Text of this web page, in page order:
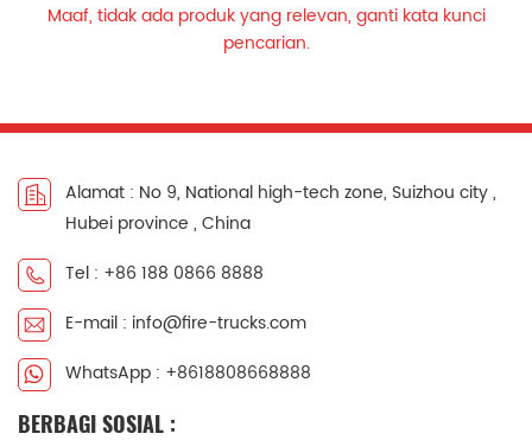
한국의 Türkçe
Tiếng Việt Indonesia
中文 қазақ
Maaf, tidak ada produk yang relevan, ganti kata kunci
pencarian.
Alamat : No 9, National high-tech zone, Suizhou city ,
Hubei province , China
Tel : +86 188 0866 8888
E-mail : info@fire-trucks.com
WhatsApp : +8618808668888
BERBAGI SOSIAL :